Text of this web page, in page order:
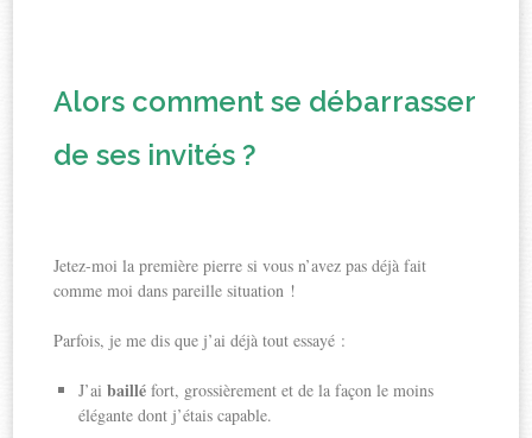
Alors comment se débarrasser
de ses invités ?
Jetez-moi la première pierre si vous n’avez pas déjà fait
comme moi dans pareille situation !
Parfois, je me dis que j’ai déjà tout essayé :
J’aibaillé fort, grossièrement et de la façon le moins
élégante dont j’étais capable.